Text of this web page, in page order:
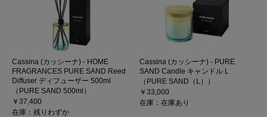
Cassina (カッシーナ) - HOME
FRAGRANCES PURE SAND Reed
Diffuser ディフューザー 500ml
（PURE SAND 500ml）
￥37,400
在庫：残りわずか
Cassina (カッシーナ) - PURE
SAND Candle キャンドル L
（PURE SAND（L））
￥33,000
在庫：在庫あり